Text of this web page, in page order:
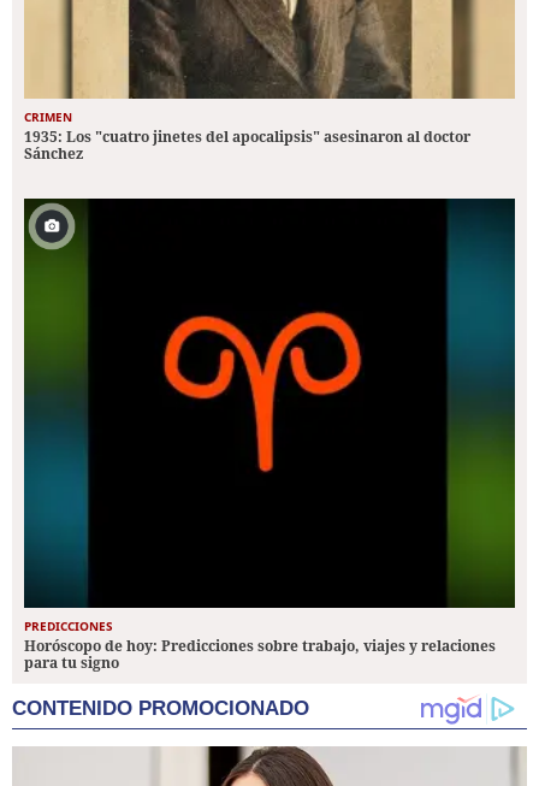
CRIMEN
1935: Los "cuatro jinetes del apocalipsis" asesinaron al doctor
Sánchez
PREDICCIONES
Horóscopo de hoy: Predicciones sobre trabajo, viajes y relaciones
para tu signo
CONTENIDO PROMOCIONADO